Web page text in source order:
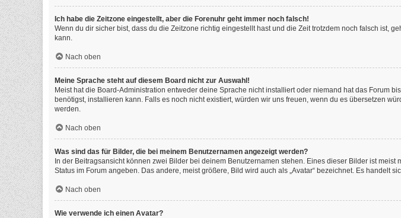
Ich habe die Zeitzone eingestellt, aber die Forenuhr geht immer noch falsch!
Wenn du dir sicher bist, dass du die Zeitzone richtig eingestellt hast und die Zeit trotzdem noch falsch ist,
kann.
Nach oben
Meine Sprache steht auf diesem Board nicht zur Auswahl!
Meist hat die Board-Administration entweder deine Sprache nicht installiert oder niemand hat das Forum
benötigst, installieren kann. Falls es noch nicht existiert, würden wir uns freuen, wenn du es übersetzen
werden.
Nach oben
Was sind das für Bilder, die bei meinem Benutzernamen angezeigt werden?
In der Beitragsansicht können zwei Bilder bei deinem Benutzernamen stehen. Eines dieser Bilder ist
Status im Forum angeben. Das andere, meist größere, Bild wird auch als „Avatar“ bezeichnet. Es
Nach oben
Wie verwende ich einen Avatar?